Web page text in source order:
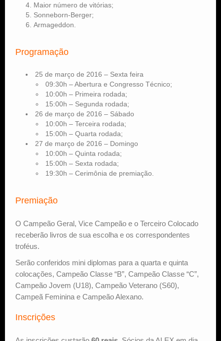
Maior número de vitórias;
Sonneborn-Berger;
Armageddon.
Programação
25 de março de 2016 – Sexta feira
09:30h – Abertura e Congresso Técnico;
10:00h – Primeira rodada;
15:00h – Segunda rodada;
26 de março de 2016 – Sábado
10:00h – Terceira rodada;
15:00h – Quarta rodada;
27 de março de 2016 – Domingo
10:00h – Quinta rodada;
15:00h – Sexta rodada;
19:30h – Cerimônia de premiação.
Premiação
O Campeão Geral, Vice Campeão e o Terceiro Colocado
receberão livros de sua escolha e os correspondentes
troféus.
Serão conferidos mini diplomas para a quarta e quinta
colocações, Campeão Classe “B”, Campeão Classe “C”,
Campeão Jovem (U18), Campeão Veterano (S60),
Campeã Feminina e Campeão Alexano.
Inscrições